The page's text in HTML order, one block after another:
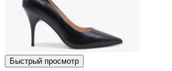
Быстрый просмотр